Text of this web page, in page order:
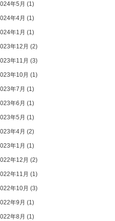
年5月 (1)
年4月 (1)
年1月 (1)
年12月 (2)
年11月 (3)
年10月 (1)
年7月 (1)
年6月 (1)
年5月 (1)
年4月 (2)
年1月 (1)
年12月 (2)
年11月 (1)
年10月 (3)
年9月 (1)
年8月 (1)